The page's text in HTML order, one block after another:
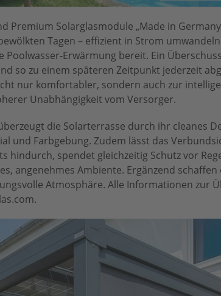
Premium Solarglasmodule „Made in
Tagen – effizient in Strom
Erwärmung bereit. Ein
so zu einem späteren Zeitpunkt jederzeit
nur komfortabler, sondern auch zur
Unabhängigkeit vom Versorger.
die Solarterrasse durch ihr cleanes
und Farbgebung. Zudem lässt das
hindurch, spendet gleichzeitig Schutz vor
angenehmes Ambiente. Ergänzend schaffen
Atmosphäre. Alle Informationen zur